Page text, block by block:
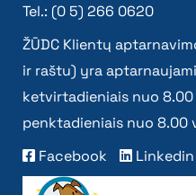
Tel.: (0 5) 266 0620
ŽŪDC Klientų
ir raštu) yra
ketvirtadieniais nuo 8.00
penktadieniais nuo 8.00
Facebook
Linkedin